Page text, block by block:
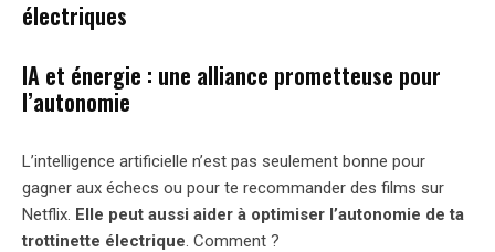
électriques
IA et énergie : une alliance prometteuse pour
l’autonomie
L’intelligence artificielle n’est pas seulement bonne pour
gagner aux échecs ou pour te recommander des films sur
Netflix. Elle peut aussi aider à optimiser l’autonomie de ta
trottinette électrique . Comment ?